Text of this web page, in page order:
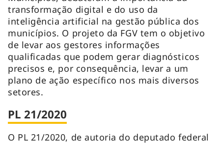
transformação digital e do uso da
inteligência artificial na gestão pública dos
municípios. O projeto da FGV tem o objetivo
de levar aos gestores informações
qualificadas que podem gerar diagnósticos
precisos e, por consequência, levar a um
plano de ação específico nos mais diversos
setores.
PL 21/2020
O PL 21/2020, de autoria do deputado federal